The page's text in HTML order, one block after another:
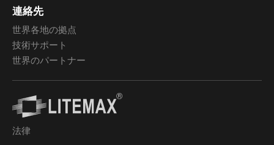
連絡先
世界各地の拠点
技術サポート
世界のパートナー
法律